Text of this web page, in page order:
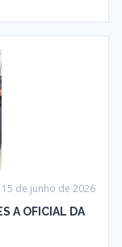
15 de junho de 2026
A OFICIAL DA